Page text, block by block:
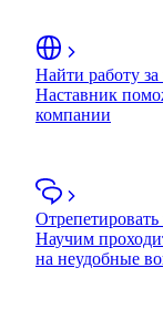
Найти работу
Наставник
компании
Научим
на неудобные